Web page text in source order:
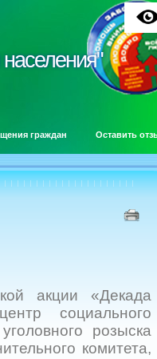
граждан Оставить
акции «Декада
социального
розыска
комитета,